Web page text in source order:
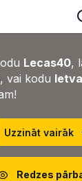
Lecas40,
vai kodu
Uzzināt vairāk
Redzes